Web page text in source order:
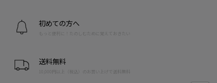
初めての方へ
もっと便利に！たのしむために覚えておきたい
送料無料
10,000円以上（税込）のお買い上げで送料無料